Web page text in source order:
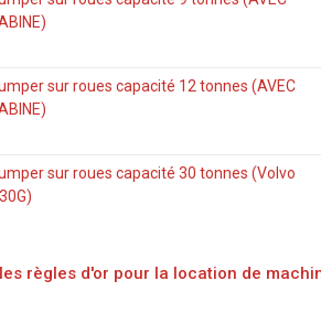
sur roues capacité 12 tonnes (AVEC
sur roues capacité 30 tonnes (Volvo
les règles d'or pour la location de